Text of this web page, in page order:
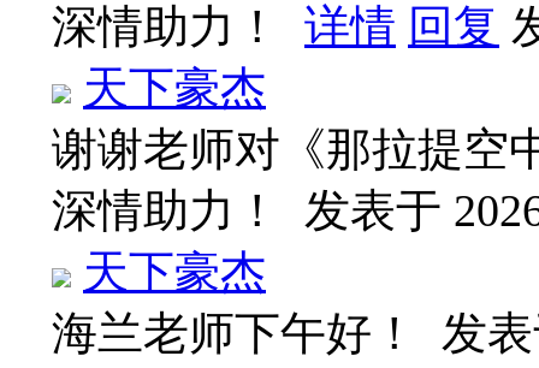
深情助力！ 详情 回复
天下豪杰
谢谢老师对《那拉提空
深情助力！ 发表于
天下豪杰
海兰老师下午好！ 发